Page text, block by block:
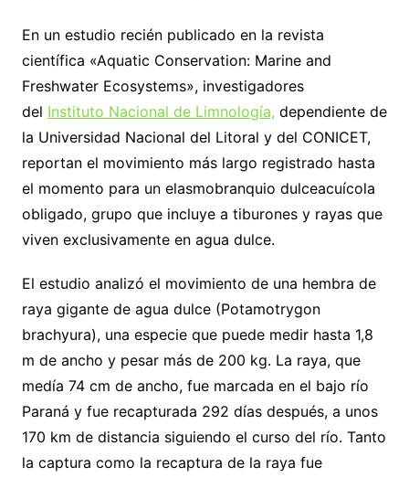
En un estudio recién publicado en la revista
científica «Aquatic Conservation: Marine and
Freshwater Ecosystems», investigadores
del Instituto Nacional de Limnología, dependiente de
la Universidad Nacional del Litoral y del CONICET,
reportan el movimiento más largo registrado hasta
el momento para un elasmobranquio dulceacuícola
obligado, grupo que incluye a tiburones y rayas que
viven exclusivamente en agua dulce.
El estudio analizó el movimiento de una hembra de
raya gigante de agua dulce (Potamotrygon
brachyura), una especie que puede medir hasta 1,8
m de ancho y pesar más de 200 kg. La raya, que
medía 74 cm de ancho, fue marcada en el bajo río
Paraná y fue recapturada 292 días después, a unos
170 km de distancia siguiendo el curso del río. Tanto
la captura como la recaptura de la raya fue